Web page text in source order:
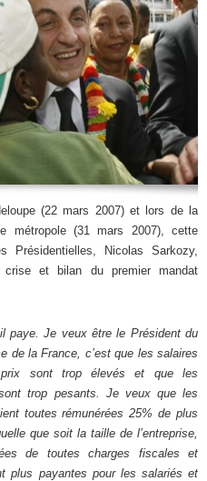
(22 mars 2007) et lors de la
métropole (31 mars 2007), cette
Présidentielles, Nicolas Sarkozy,
crise et bilan du premier mandat
paye. Je veux être le Président du
de la France, c’est que les salaires
sont trop élevés et que les
trop pesants. Je veux que les
toutes rémunérées 25% de plus
que soit la taille de l’entreprise,
de toutes charges fiscales et
plus payantes pour les salariés et